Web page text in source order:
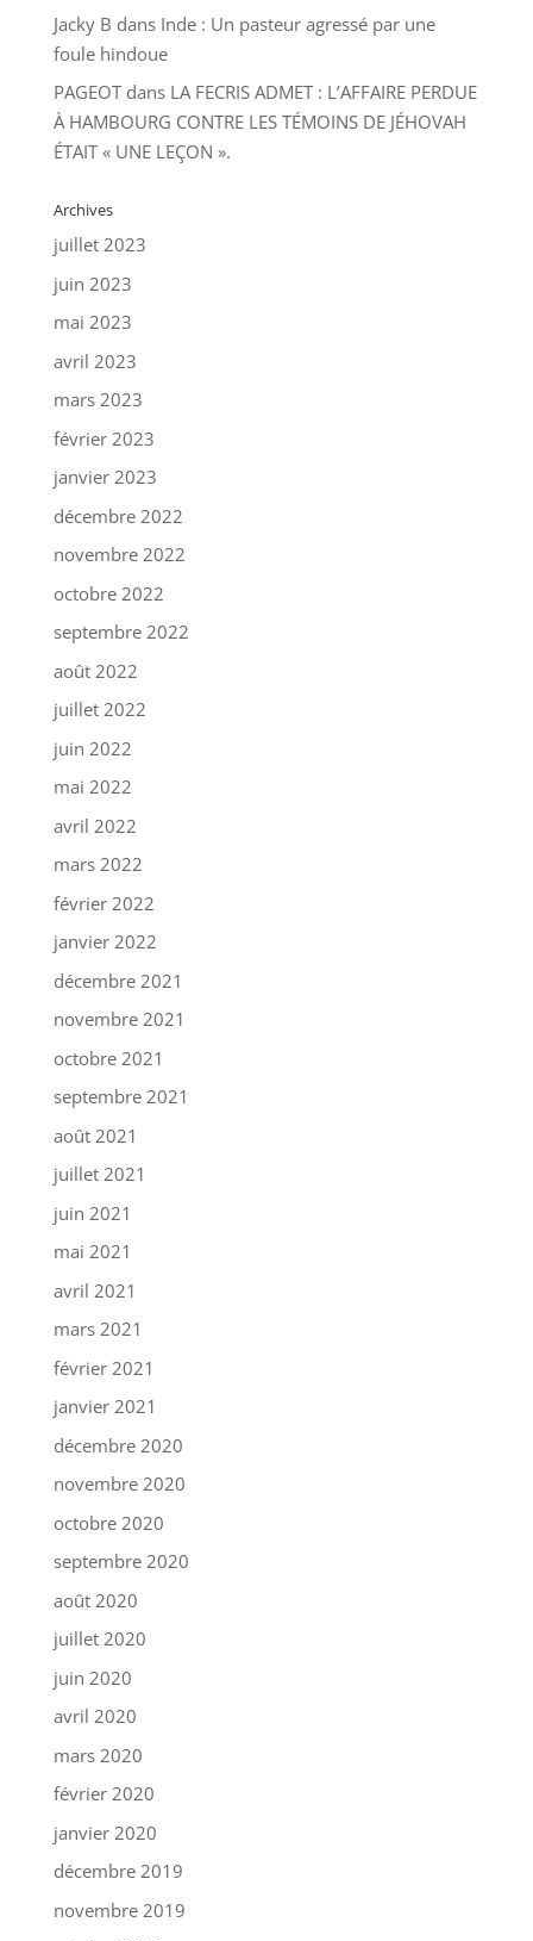
Jacky B dans Inde : Un pasteur agressé par une
foule hindoue
PAGEOTdans LA FECRIS ADMET : L’AFFAIRE PERDUE
À HAMBOURG CONTRE LES TÉMOINS DE JÉHOVAH
ÉTAIT « UNE LEÇON ».
Archives
juillet 2023
juin 2023
mai 2023
avril 2023
mars 2023
février 2023
janvier 2023
décembre 2022
novembre 2022
octobre 2022
septembre 2022
août 2022
juillet 2022
juin 2022
mai 2022
avril 2022
mars 2022
février 2022
janvier 2022
décembre 2021
novembre 2021
octobre 2021
septembre 2021
août 2021
juillet 2021
juin 2021
mai 2021
avril 2021
mars 2021
février 2021
janvier 2021
décembre 2020
novembre 2020
octobre 2020
septembre 2020
août 2020
juillet 2020
juin 2020
avril 2020
mars 2020
février 2020
janvier 2020
décembre 2019
novembre 2019